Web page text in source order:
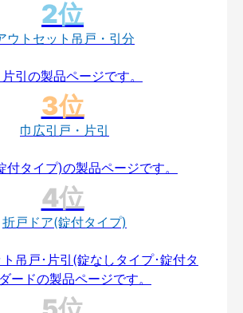
ウトセット吊戸・引分
巾広引戸・片引
折戸ドア(錠付タイプ)